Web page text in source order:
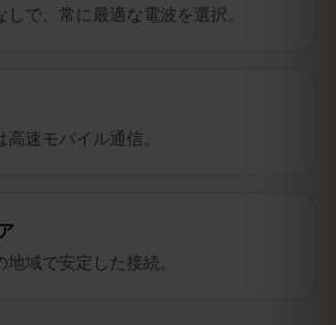
で、常に最適な電波を選択。
速モバイル通信。
域で安定した接続。